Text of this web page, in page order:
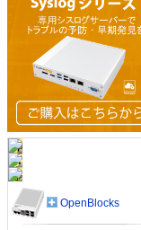
OpenBlocks